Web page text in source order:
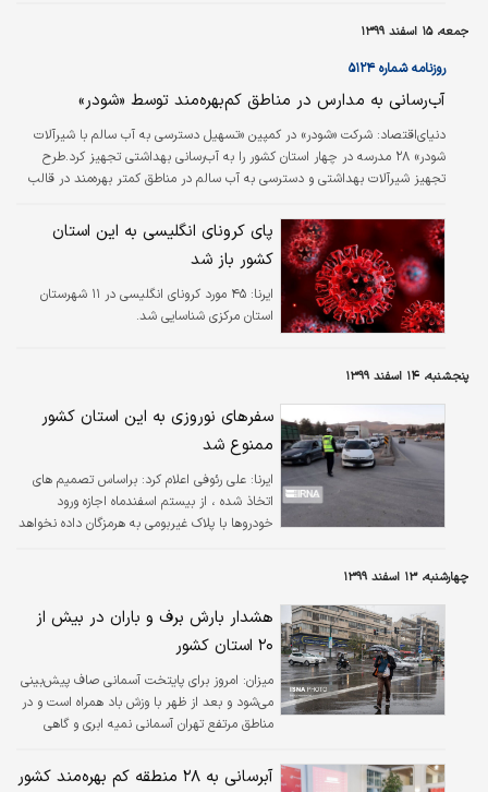
جمعه، ۱۵ اسفند ۱۳۹۹
روزنامه شماره ۵۱۲۴
آب‌رسانی به مدارس در مناطق کم‌بهره‌مند توسط «شودر»
دنیای‌اقتصاد: شرکت «شودر» در کمپین «تسهیل دسترسی به آب سالم با شیرآلات
شودر» ۲۸ مدرسه در چهار استان کشور را به آب‌رسانی بهداشتی تجهیز کرد.طرح
تجهیز شیرآلات بهداشتی و دسترسی به آب سالم در مناطق کمتر بهره‌مند در قالب
طرح در ۲۸ نقطه از مناطق کمتر بهره‌مند از شیرآلات بهداشتی در استان‌های شهرهای
کرمانشاه، اردبیل، کرمان و هوتک‌های سیستان و بلوچستان اجرا شد. رضا قره‌داغی،
مدیرعامل شرکت شیرآلات شودر در جشن ۲۹ سالگی این شرکت گفت: شودر برای…
پای کرونای انگلیسی به این استان
کشور باز شد
ایرنا:
۴۵ مورد کرونای انگلیسی در ۱۱ شهرستان
استان مرکزی شناسایی شد.
پنجشنبه، ۱۴ اسفند ۱۳۹۹
سفرهای نوروزی به این استان کشور
ممنوع شد
ایرنا: علی رئوفی اعلام کرد: براساس تصمیم های
اتخاذ شده ، از بیستم اسفندماه اجازه ورود
خودروها با پلاک غیربومی به هرمزگان داده نخواهد
چهارشنبه، ۱۳ اسفند ۱۳۹۹
هشدار بارش برف و باران در بیش از
۲۰ استان کشور
میزان: امروز برای پایتخت آسمانی صاف پیش‌بینی
می‌شود و بعد از ظهر با وزش باد همراه است و در
مناطق مرتفع تهران آسمانی نمیه ابری و گاهی
آبرسانی به ۲۸ منطقه کم بهره‌مند کشور